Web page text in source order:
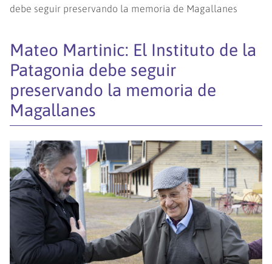
debe seguir preservando la memoria de Magallanes
Mateo Martinic: El Instituto de la
Patagonia debe seguir
preservando la memoria de
Magallanes